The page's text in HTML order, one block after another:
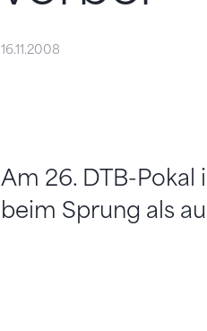
16.11.2008
Am 26. DTB-Pokal
beim Sprung als